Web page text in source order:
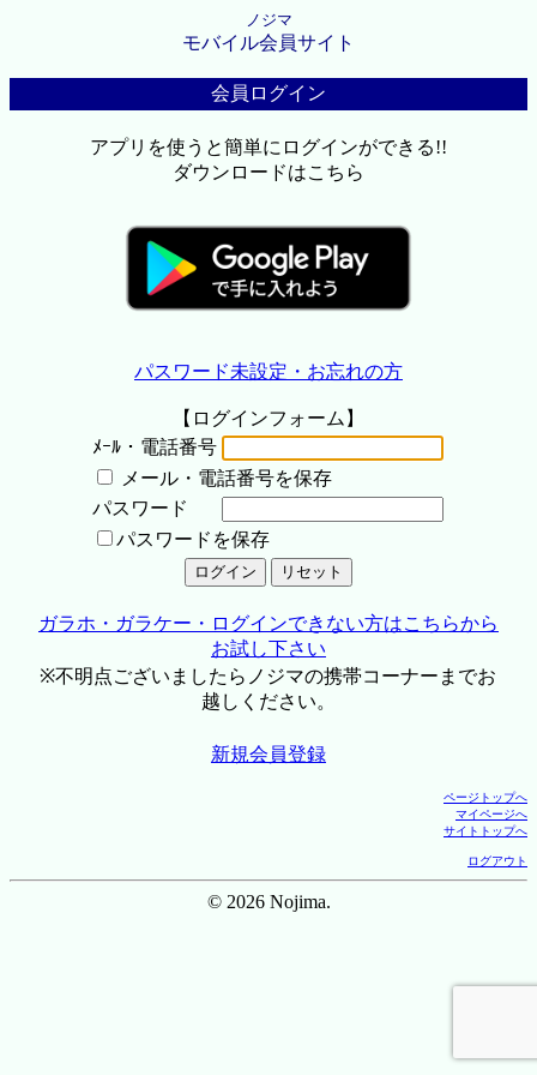
ノジマ
モバイル会員サイト
会員ログイン
アプリを使うと簡単にログインができる!!
ダウンロードはこちら
パスワード未設定・お忘れの方
【ログインフォーム】
ﾒｰﾙ・電話番号
メール・電話番号を保存
パスワード
パスワードを保存
ガラホ・ガラケー・ログインできない方はこちらから
お試し下さい
※不明点ございましたらノジマの携帯コーナーまでお
越しください。
新規会員登録
ページトップへ
マイページへ
サイトトップへ
ログアウト
© 2026 Nojima.